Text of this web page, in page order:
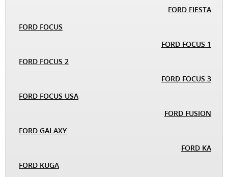
FORD FIESTA
FORD FOCUS
FORD FOCUS 1
FORD FOCUS 2
FORD FOCUS 3
FORD FOCUS USA
FORD FUSION
FORD GALAXY
FORD KA
FORD KUGA